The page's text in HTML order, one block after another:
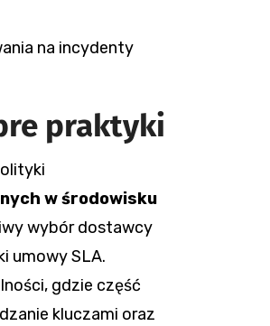
na incydenty
praktyki
w środowisku
wybór dostawcy
umowy SLA.
gdzie część
kluczami oraz